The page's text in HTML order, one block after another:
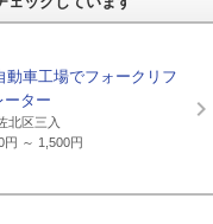
動車工場でフォークリフ
ーター
北区三入
円 ～ 1,500円